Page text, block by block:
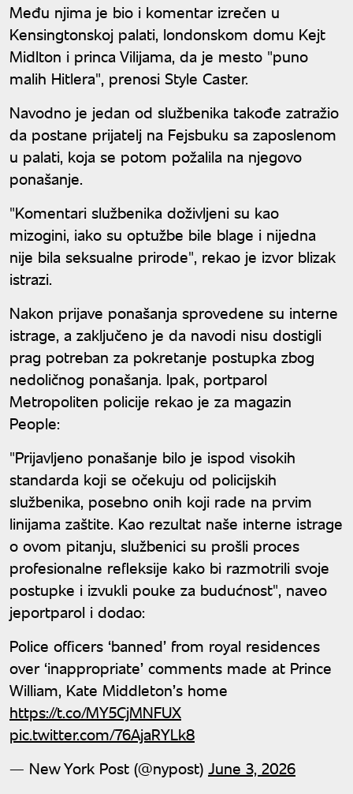
Među njima je bio i komentar izrečen u
Kensingtonskoj palati, londonskom domu Kejt
Midlton i princa Vilijama, da je mesto "puno
malih Hitlera", prenosi Style Caster.
Navodno je jedan od službenika takođe zatražio
da postane prijatelj na Fejsbuku sa zaposlenom
u palati, koja se potom požalila na njegovo
ponašanje.
"Komentari službenika doživljeni su kao
mizogini, iako su optužbe bile blage i nijedna
nije bila seksualne prirode", rekao je izvor blizak
istrazi.
Nakon prijave ponašanja sprovedene su interne
istrage, a zaključeno je da navodi nisu dostigli
prag potreban za pokretanje postupka zbog
nedoličnog ponašanja. Ipak, portparol
Metropoliten policije rekao je za magazin
People:
"Prijavljeno ponašanje bilo je ispod visokih
standarda koji se očekuju od policijskih
službenika, posebno onih koji rade na prvim
linijama zaštite. Kao rezultat naše interne istrage
o ovom pitanju, službenici su prošli proces
profesionalne refleksije kako bi razmotrili svoje
postupke i izvukli pouke za budućnost", naveo
jeportparol i dodao:
Police officers ‘banned’ from royal residences
over ‘inappropriate’ comments made at Prince
William, Kate Middleton’s home
https://t.co/MY5CjMNFUX
pic.twitter.com/76AjaRYLk8
— New York Post (@nypost) June 3, 2026